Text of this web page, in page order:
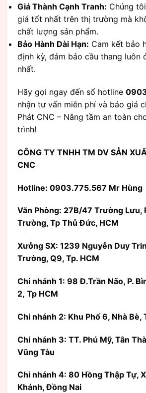
Giá Thành Cạnh Tranh: Chúng
giá tốt nhất trên thị trường mà
chất lượng sản phẩm.
Bảo Hành Dài Hạn: Cam kết bảo
định kỳ, đảm bảo cầu thang luôn
nhất.
Hãy gọi ngay đến số hotline
nhận tư vấn miễn phí và báo giá
Phát CNC – Nâng tầm an toàn
trình!
CÔNG TY TNHH TM DV SẢN
CNC
Hotline: 0903.775.567 Mr Hùng
Văn Phòng: 27B/47 Trường Lưu,
Trường, Tp Thủ Đức, HCM
Xưởng SX: 1239 Nguyễn Duy
Trường, Q9, Tp. HCM
Chi nhánh 1: 98 Đ.Trần Não, P.
2, Tp HCM
Chi nhánh 2: Khu Phố 6, Nhà Bè,
Chi nhánh 3: TT. Phú Mỹ, Tân
Vũng Tàu
Chi nhánh 4: 80 Hồng Thập Tự,
Khánh, Đồng Nai